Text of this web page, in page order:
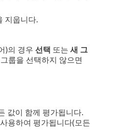
지웁니다.
)의 경우 선택 또는 새 그
룹을 선택하지 않으면
값이 함께 평가됩니다.
용하여 평가됩니다(모든